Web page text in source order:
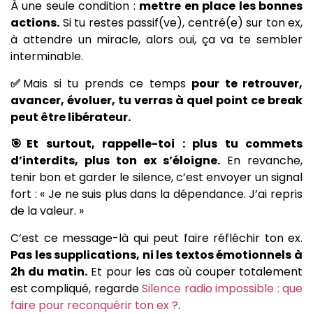
À une seule condition : mettre en place les bonnes
actions. Si tu restes passif(ve), centré(e) sur ton ex,
à attendre un miracle, alors oui, ça va te sembler
interminable.
✅ Mais si tu prends ce temps pour te retrouver,
avancer, évoluer, tu verras à quel point ce break
peut être libérateur.
🎯Et surtout, rappelle-toi : plus tu commets
d’interdits, plus ton ex s’éloigne. En revanche,
tenir bon et garder le silence, c’est envoyer un signal
fort : « Je ne suis plus dans la dépendance. J’ai repris
de la valeur. »
C’est ce message-là qui peut faire réfléchir ton ex.
Pas les supplications, ni les textos émotionnels à
2h du matin.Et pour les cas où couper totalement
est compliqué, regardeSilence radio impossible : que
faire pour reconquérir ton ex ?.